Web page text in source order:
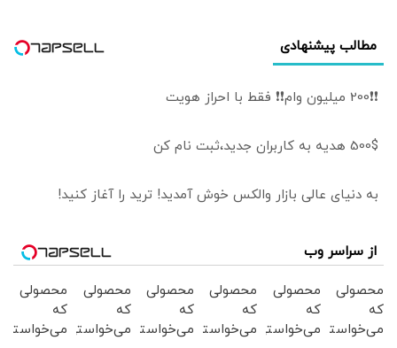
کافه‌داری محروم
است
مطالب پیشنهادی
❗❗200 میلیون وام❗❗ فقط با احراز هویت
500$ هدیه به کاربران جدید،ثبت نام کن
به دنیای عالی بازار والکس خوش آمدید! ترید را آغاز کنید!
از سراسر وب
محصولی
که
می‌خواستی
محصولی
که
می‌خواستی
محصولی
که
می‌خواستی
محصولی
که
می‌خواستی
محصولی
که
می‌خواستی
محصولی
که
می‌خواستی